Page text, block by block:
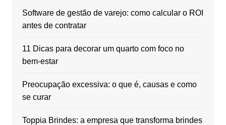
Software de gestão de varejo: como calcular o ROI
antes de contratar
11 Dicas para decorar um quarto com foco no
bem-estar
Preocupação excessiva: o que é, causas e como
se curar
Toppia Brindes: a empresa que transforma brindes